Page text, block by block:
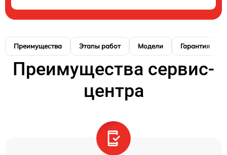
Преимущества Этапы работ Модели Гарантия
Преимущества сервис-
центра